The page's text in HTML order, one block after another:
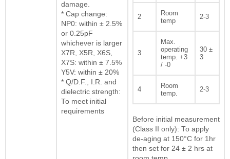
damage.
* Cap change:
NP0: within ± 2.5%
or 0.25pF
whichever is larger
X7R, X5R, X6S,
X7S: within ± 7.5%
Y5V: within ± 20%
* Q/D.F., I.R. and
dielectric strength:
To meet initial
requirements
2
Room
temp
2-3
3
Max.
operating
temp. +3
/ -0
30 ±
3
4
Room
temp.
2-3
Before initial measurement
(Class II only): To apply
de-aging at 150°C for 1hr
then set for 24 ± 2 hrs at